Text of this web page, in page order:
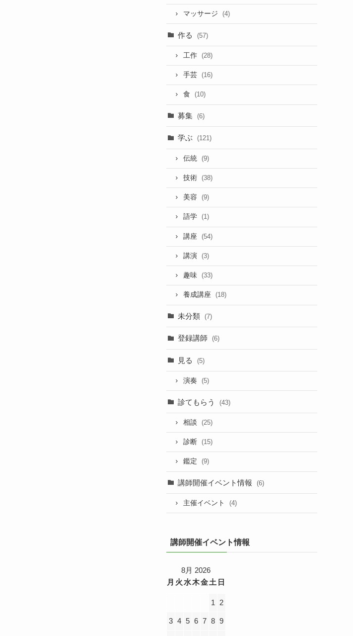
マッサージ (4)
作る (57)
工作 (28)
手芸 (16)
食 (10)
募集 (6)
学ぶ (121)
伝統 (9)
技術 (38)
美容 (9)
語学 (1)
講座 (54)
講演 (3)
趣味 (33)
養成講座 (18)
未分類 (7)
登録講師 (6)
見る (5)
演奏 (5)
診てもらう (43)
相談 (25)
診断 (15)
鑑定 (9)
講師開催イベント情報 (6)
主催イベント (4)
講師開催イベント情報
8月 2026
月 火 水木金土 日
1 2
3 4 5 6 7 8 9